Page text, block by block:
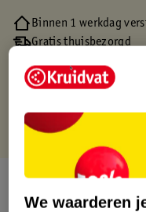
Binnen 1 werkdag
Gratis thuisbezorgd
Gratis punten met je
Over dit product
We waarderen